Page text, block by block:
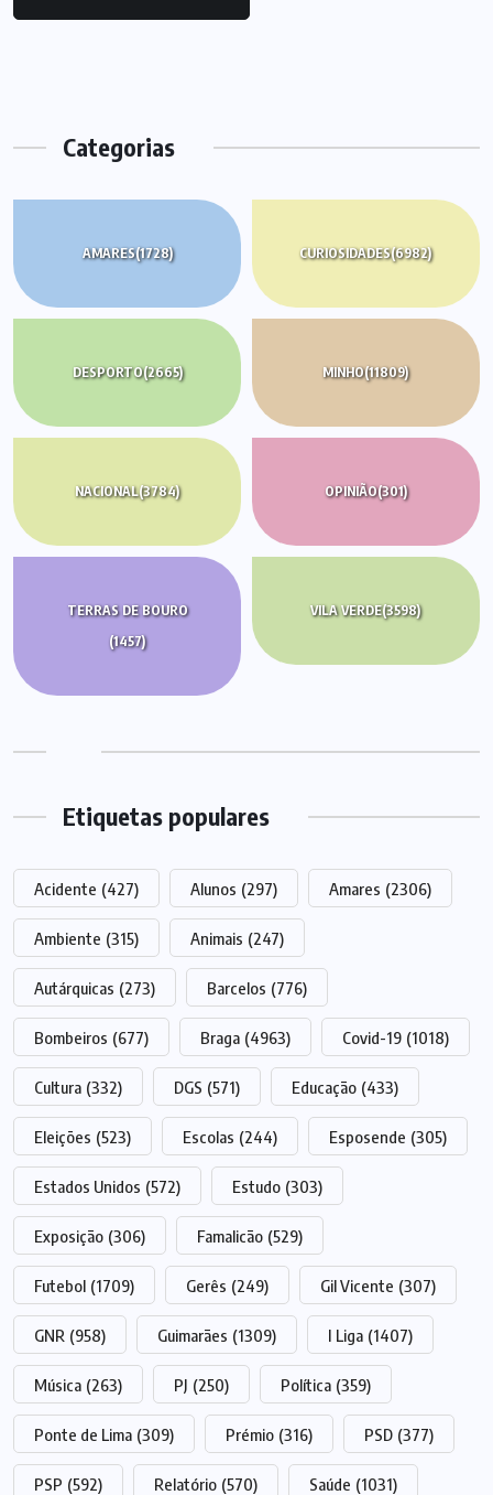
Categorias
AMARES(1728) CURIOSIDADES(6982)
DESPORTO(2665) MINHO(11809)
NACIONAL(3784) OPINIÃO(301)
TERRAS DE BOURO
(1457)
VILA VERDE(3598)
Etiquetas populares
Acidente (427) Alunos (297) Amares (2306)
Ambiente (315) Animais (247)
Autárquicas (273) Barcelos (776)
Bombeiros (677) Braga (4963) Covid-19 (1018)
Cultura (332) DGS (571) Educação (433)
Eleições (523) Escolas (244) Esposende (305)
Estados Unidos (572) Estudo (303)
Exposição (306) Famalicão (529)
Futebol (1709) Gerês (249) Gil Vicente (307)
GNR (958) Guimarães (1309) I Liga (1407)
Música (263) PJ (250) Política (359)
Ponte de Lima (309) Prémio (316) PSD (377)
PSP (592) Relatório (570) Saúde (1031)